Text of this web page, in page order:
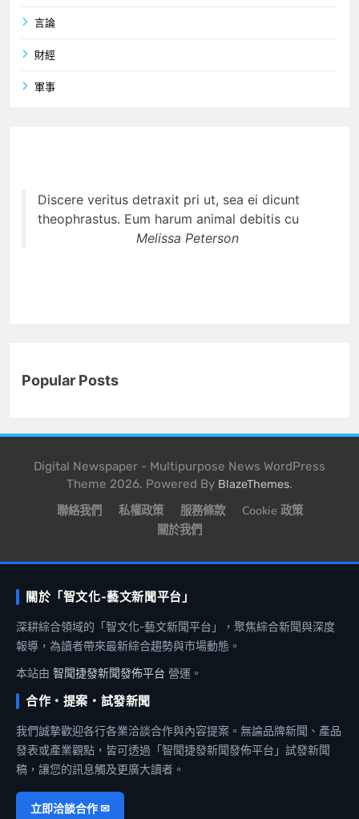
言論
財經
軍事
Discere veritus detraxit pri ut, sea ei dicunt
theophrastus. Eum harum animal debitis cu
Melissa Peterson
Popular Posts
Digital Newspaper - Multipurpose News WordPress
Theme 2026. Powered By BlazeThemes.
聯絡我們 私權政策 服務條款
Cookie 政策
關於我們
關於「智文化-藝文新聞平台」
深耕綜合領域的「智文化-藝文新聞平台」，聚焦綜合新聞與深度
報導，為讀者帶來最新綜合趨勢與市場動態。
本站由 智聞捷發新聞發佈平台 營運。
合作・提案・試發新聞
我們誠摯歡迎各行各業洽談合作與內容提案。無論品牌新聞、產品
發表或產業觀點，皆可透過「智聞捷發新聞發佈平台」試發新聞
稿，讓您的訊息觸及更廣大讀者。
立即洽談合作 ✉